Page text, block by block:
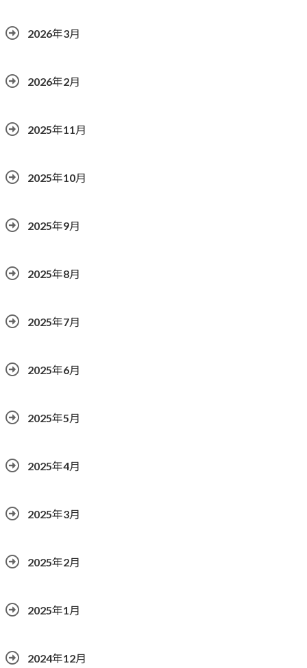
2026年3月
2026年2月
2025年11月
2025年10月
2025年9月
2025年8月
2025年7月
2025年6月
2025年5月
2025年4月
2025年3月
2025年2月
2025年1月
2024年12月